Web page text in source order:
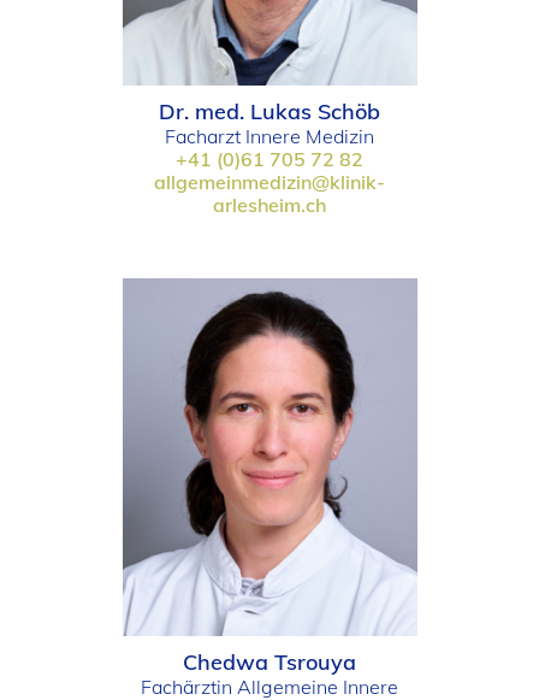
Dr. med. Lukas Schöb
Facharzt Innere Medizin
+41 (0)61 705 72 82
allgemeinmedizin@klinik-
arlesheim.ch
Chedwa Tsrouya
Fachärztin Allgemeine Innere